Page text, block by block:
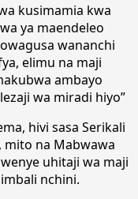
kusimamia kwa
ya maendeleo
wananchi
elimu na maji
ambayo
wa miradi hiyo”
hivi sasa Serikali
mito na Mabwawa
uhitaji wa maji
nchini.